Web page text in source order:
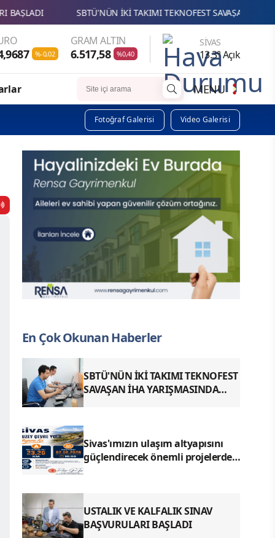
SBTÜ'NÜN İKİ TAKIMI TEKNOFEST SAVAŞAN İHA YARIŞMASINDA
%-0,02
GRAM ALTIN
6.517,58 %0,40
SIVAS
13.3° Açık
MENU
Fotoğraf Galerisi Video Galerisi
En Çok Okunan Haberler
SBTÜ'NÜN İKİ TAKIMI TEKNOFEST
SAVAŞAN İHA YARIŞMASINDA
Sivas'ımızın ulaşım altyapısını
güçlendirecek önemli projelerden
USTALIK VE KALFALIK SINAV
BAŞVURULARI BAŞLADI